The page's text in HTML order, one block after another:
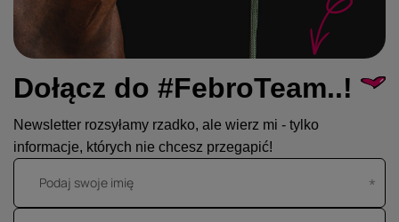
Dołącz do #FebroTeam..!
Newsletter rozsyłamy rzadko, ale wierz mi - tylko
informacje, których nie chcesz przegapić!
Podaj swoje imię